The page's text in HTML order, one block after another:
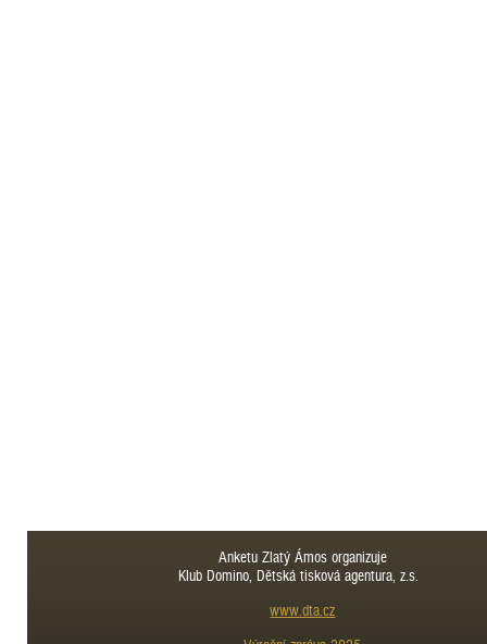
Anketu Zlatý Ámos organizuje
Klub Domino, Dětská tisková agentura, z.s.
www.dta.cz